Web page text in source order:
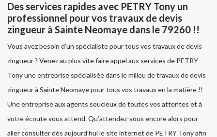
Des services rapides avec PETRY Tony un
professionnel pour vos travaux de devis
zingueur à Sainte Neomaye dans le 79260 !!
Vous avez besoin d’un spécialiste pour tous vos travaux de devis
zingueur ? Venez au plus vite faire appel aux services de PETRY
Tony une entreprise spécialisée dans le milieu de travaux de devis
zingueur à Sainte Neomaye pour tous vos travaux en la matière !!
Une entreprise aux agents soucieux de toutes vos attentes et à
votre écoute vous attend. Qu’attendez-vous encore alors pour
aller consulter dès aujourd’hui le site internet de PETRY Tony afin